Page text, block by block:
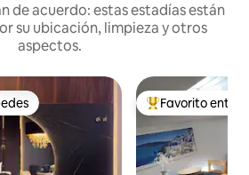
de acuerdo: estas estadías están
su ubicación, limpieza y otros
aspectos.
Favorito entre
Favorito entre